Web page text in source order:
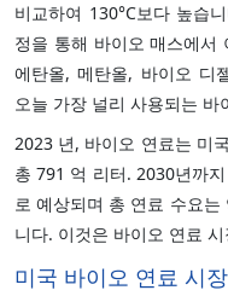
비교하여 130°C보다 높습
정을 통해 바이오 매스에서
에탄올, 메탄올, 바이오 디
오늘 가장 널리 사용되는 바
2023 년, 바이오 연료는 미
총 791 억 리터. 2030년까
로 예상되며 총 연료 수요
니다. 이것은 바이오 연료
미국 바이오 연료 시